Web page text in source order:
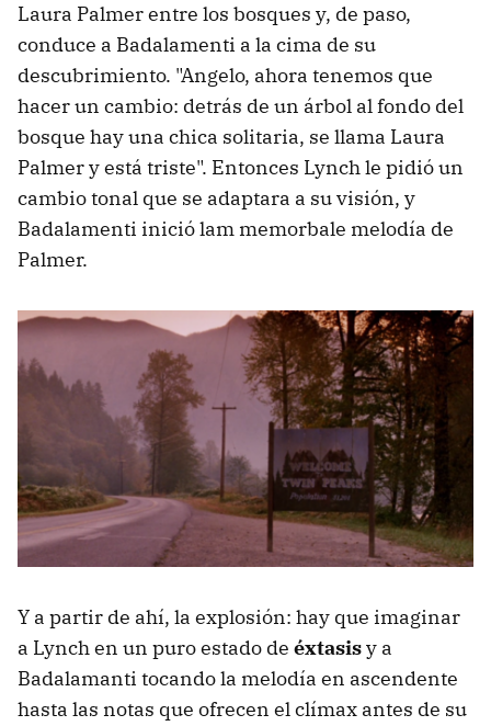
Laura Palmer entre los bosques y, de paso,
conduce a Badalamenti a la cima de su
descubrimiento. "Angelo, ahora tenemos que
hacer un cambio: detrás de un árbol al fondo del
bosque hay una chica solitaria, se llama Laura
Palmer y está triste". Entonces Lynch le pidió un
cambio tonal que se adaptara a su visión, y
Badalamenti inició lam memorbale melodía de
Palmer.
Y a partir de ahí, la explosión: hay que imaginar
a Lynch en un puro estado de éxtasisy a
Badalamanti tocando la melodía en ascendente
hasta las notas que ofrecen el clímax antes de su